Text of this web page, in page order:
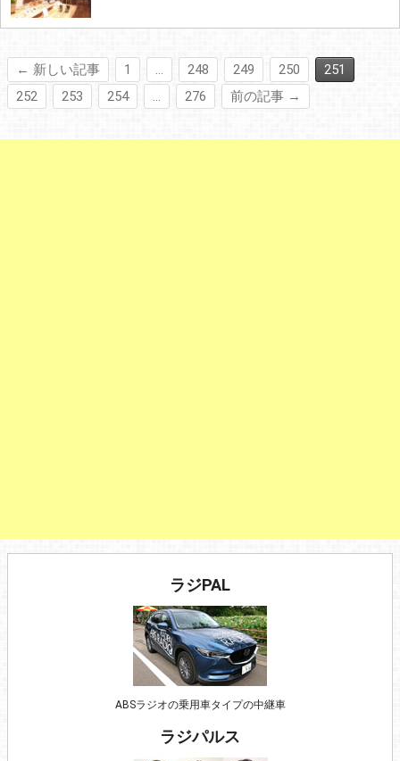
← 新しい記事 1 … 248 249 250
251
252
253 254 … 276 前の記事 →
ラジPAL
ABSラジオの乗用車タイプの中継車
ラジパルス